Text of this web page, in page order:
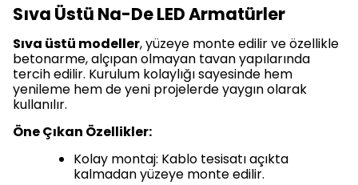
Sıva Üstü Na-De LED Armatürler
Sıva üstü modeller, yüzeye monte edilir ve özellikle
betonarme, alçıpan olmayan tavan yapılarında
tercih edilir. Kurulum kolaylığı sayesinde hem
yenileme hem de yeni projelerde yaygın olarak
kullanılır.
Öne Çıkan Özellikler:
Kolay montaj: Kablo tesisatı açıkta
kalmadan yüzeye monte edilir.